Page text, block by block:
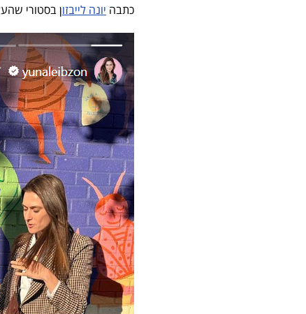
כתבה יונה לייבזון בסטורי